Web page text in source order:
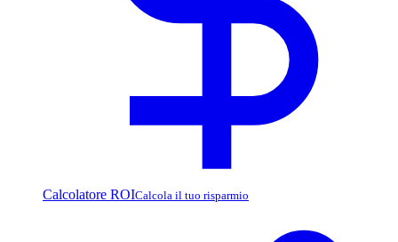
Calcolatore ROICalcola il tuo risparmio